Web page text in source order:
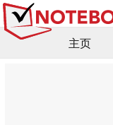
主页